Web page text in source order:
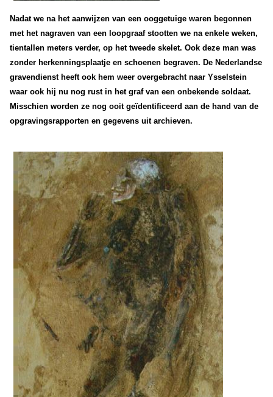
Nadat we na het aanwijzen van een ooggetuige waren begonnen
met het nagraven van een loopgraaf stootten we na enkele weken,
tientallen meters verder, op het tweede skelet. Ook deze man was
zonder herkenningsplaatje en schoenen begraven. De Nederlandse
gravendienst heeft ook hem weer overgebracht naar Ysselstein
waar ook hij nu nog rust in het graf van een onbekende soldaat.
Misschien worden ze nog ooit geïdentificeerd aan de hand van de
opgravingsrapporten en gegevens uit archieven.